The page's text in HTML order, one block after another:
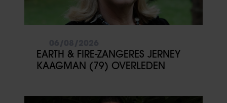
EARTH & FIRE-ZANGERES JERNEY
KAAGMAN (79) OVERLEDEN